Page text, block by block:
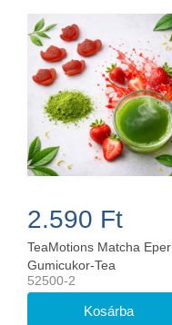
2.590 Ft
TeaMotions Matcha Eper
Gumicukor-Tea
52500-2